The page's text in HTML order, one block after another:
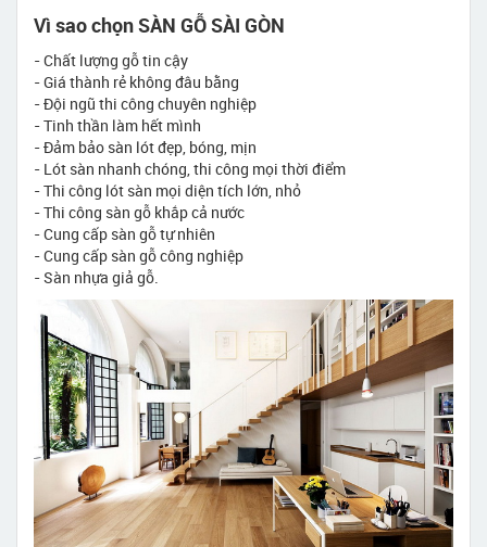
Vì sao chọn SÀN GỖ SÀI GÒN
- Chất lượng gỗ tin cậy
- Giá thành rẻ không đâu bằng
- Đội ngũ thi công chuyên nghiệp
- Tinh thần làm hết mình
- Đảm bảo sàn lót đẹp, bóng, mịn
- Lót sàn nhanh chóng, thi công mọi thời điểm
- Thi công lót sàn mọi diện tích lớn, nhỏ
- Thi công sàn gỗ khắp cả nước
- Cung cấp sàn gỗ tự nhiên
- Cung cấp sàn gỗ công nghiệp
- Sàn nhựa giả gỗ.